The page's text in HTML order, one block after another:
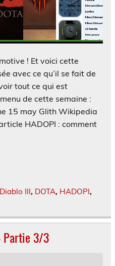
! Et voici cette
avec ce qu’il se fait de
tout ce qui est
de cette semaine :
15 may Glith Wikipedia
HADOPI : comment
Diablo III, DOTA, HADOPI,
Partie 3/3